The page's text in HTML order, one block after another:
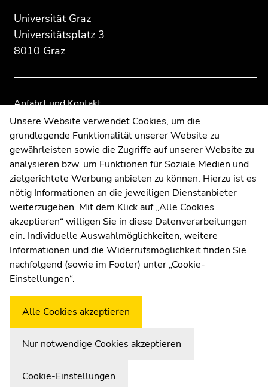
Seitenbereichs:
Zusatzinformationen:
Universität Graz
Universitätsplatz 3
8010 Graz
Anfahrt und Kontakt
Kommunikation und Öffentlichkeitsarbeit
Moodle
UNIGRAZonline
Impressum
Datenschutzerklärung
Cookie-Einstellungen
Barrierefreiheitserklärung
WetterstationUni Graz
Seitenbereichs.
Übersicht
Seitenbereichs.
Übersicht
Unsere Website verwendet Cookies, um die
grundlegende Funktionalität unserer Website zu
gewährleisten sowie die Zugriffe auf unserer Website zu
analysieren bzw. um Funktionen für Soziale Medien und
zielgerichtete Werbung anbieten zu können. Hierzu ist es
nötig Informationen an die jeweiligen Dienstanbieter
weiterzugeben. Mit dem Klick auf „Alle Cookies
akzeptieren“ willigen Sie in diese Datenverarbeitungen
ein. Individuelle Auswahlmöglichkeiten, weitere
Informationen und die Widerrufsmöglichkeit finden Sie
nachfolgend (sowie im Footer) unter „Cookie-
Einstellungen“.
Alle Cookies akzeptieren
Nur notwendige Cookies akzeptieren
Cookie-Einstellungen